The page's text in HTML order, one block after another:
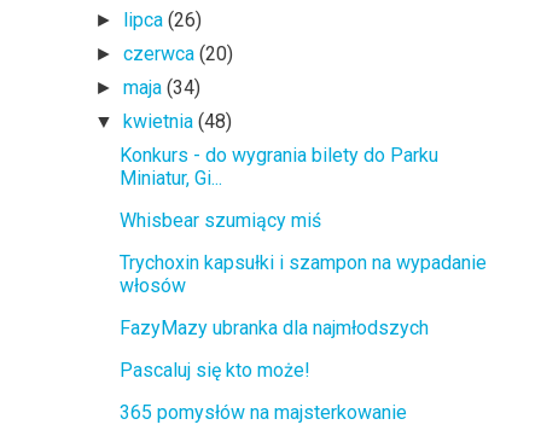
► lipca(26)
►czerwca(20)
►maja(34)
▼ kwietnia(48)
Konkurs - do wygrania bilety do Parku
Miniatur, Gi...
Whisbear szumiący miś
Trychoxin kapsułki i szampon na wypadanie
włosów
FazyMazy ubranka dla najmłodszych
Pascaluj się kto może!
365 pomysłów na majsterkowanie